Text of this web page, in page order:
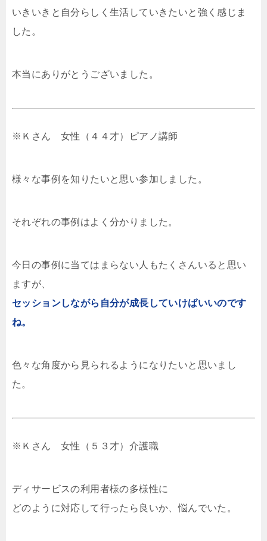
いきいきと自分らしく生活していきたいと強く感じま
した。
本当にありがとうございました。
※Ｋさん 女性（４４才）ピアノ講師
様々な事例を知りたいと思い参加しました。
それぞれの事例はよく分かりました。
今日の事例に当てはまらない人もたくさんいると思い
ますが、
セッションしながら自分が成長していけばいいのです
ね。
色々な角度から見られるようになりたいと思いまし
た。
※Ｋさん 女性（５３才）介護職
ディサービスの利用者様の多様性に
どのように対応して行ったら良いか、悩んでいた。